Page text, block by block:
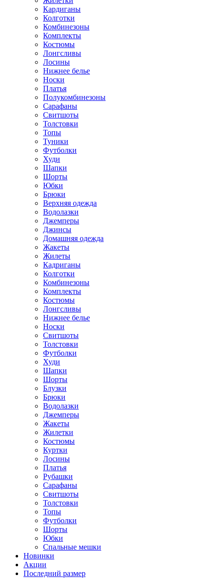
Кардиганы
Колготки
Комбинезоны
Комплекты
Костюмы
Лонгсливы
Лосины
Нижнее белье
Носки
Платья
Полукомбинезоны
Сарафаны
Свитшоты
Толстовки
Топы
Туники
Футболки
Худи
Шапки
Шорты
Юбки
Брюки
Верхняя одежда
Водолазки
Джемперы
Джинсы
Домашняя одежда
Жакеты
Жилеты
Кадриганы
Колготки
Комбинезоны
Комплекты
Костюмы
Лонгсливы
Нижнее белье
Носки
Свитшоты
Толстовки
Футболки
Худи
Шапки
Шорты
Блузки
Брюки
Водолазки
Джемперы
Жакеты
Жилетки
Костюмы
Куртки
Лосины
Платья
Рубашки
Сарафаны
Свитшоты
Толстовки
Топы
Футболки
Шорты
Юбки
Спальные мешки
Новинки
Акции
Последний размер